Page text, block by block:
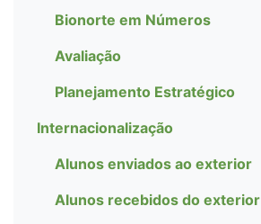
Bionorte em Números
Avaliação
Planejamento Estratégico
Internacionalização
Alunos enviados ao exterior
Alunos recebidos do exterior